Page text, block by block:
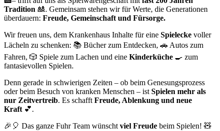
Tradition 🎎. Gemeinsam stehen wir für Werte, die Generationen
überdauern: Freude, Gemeinschaft und Fürsorge.
Wir freuen uns, dem Krankenhaus Inhalte für eine Spielecke voller
Lächeln zu schenken: 📚 Bücher zum Entdecken, 🚗 Autos zum
Fahren, 🎲 Spiele zum Lachen und eine Kinderküche 🍳 zum
fantasievollen Spielen.
Denn gerade in schwierigen Zeiten – ob beim Genesungsprozess
oder beim Besuch von kranken Menschen – ist Spielen mehr als
nur Zeitvertreib. Es schafft Freude, Ablenkung und neue
Kraft 💕.
🎉🎈 Das ganze Fuhr Team wünscht viel Freude beim Spielen! 🧸